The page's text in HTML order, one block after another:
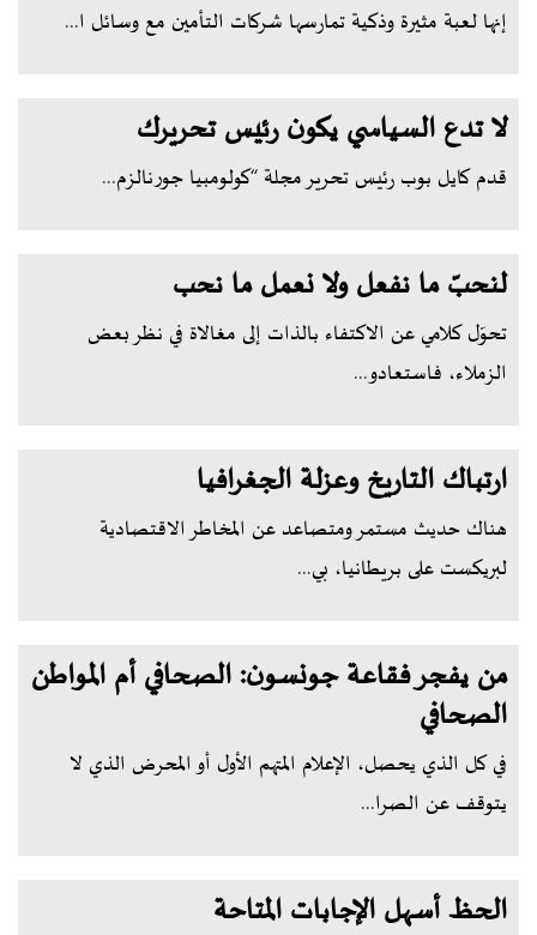
إنها لعبة مثيرة وذكية تمارسها شركات التأمين مع وسائل ا...
لا تدع السياسي يكون رئيس تحريرك
قدم كايل بوب رئيس تحرير مجلة “كولومبيا جورنالزم...
لنحبّ ما نفعل ولا نعمل ما نحب
تحوّل كلامي عن الاكتفاء بالذات إلى مغالاة في نظر بعض
الزملاء، فاستعادو...
ارتباك التاريخ وعزلة الجغرافيا
هناك حديث مستمر ومتصاعد عن المخاطر الاقتصادية
لبريكست على بريطانيا، بي...
من يفجر فقاعة جونسون: الصحافي أم المواطن
الصحافي
في كل الذي يحصل، الإعلام المتهم الأول أو المحرض الذي لا
يتوقف عن الصرا...
الحظ أسهل الإجابات المتاحة